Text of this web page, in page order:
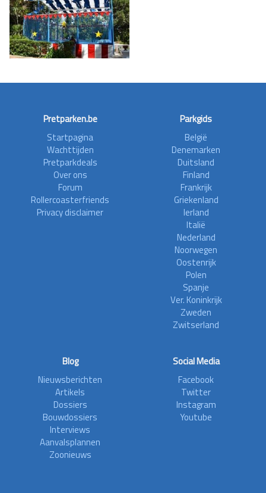
Pretparken.be
Startpagina
Wachttijden
Pretparkdeals
Over ons
Forum
Rollercoasterfriends
Privacy disclaimer
Parkgids
België
Denemarken
Duitsland
Finland
Frankrijk
Griekenland
Ierland
Italië
Nederland
Noorwegen
Oostenrijk
Polen
Spanje
Ver. Koninkrijk
Zweden
Zwitserland
Blog
Nieuwsberichten
Artikels
Dossiers
Bouwdossiers
Interviews
Aanvalsplannen
Zoonieuws
Social Media
Facebook
Twitter
Instagram
Youtube